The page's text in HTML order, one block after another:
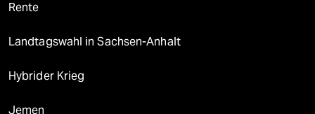
Rente
Landtagswahl in Sachsen-Anhalt
Hybrider Krieg
Jemen